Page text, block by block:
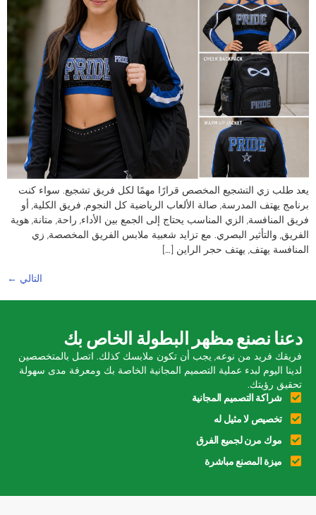
يعد طلب زي التشجيع المخصص قرارًا مهمًا لكل فريق تشجيع. سواء كنت
برنامج يهتف المدرسة, صالة الألعاب الرياضية كل النجوم, فريق الكلية, أو
فريق المنافسة, الزي المناسب يحتاج إلى الجمع بين الأداء, راحة, متانة, هوية
الفريق, والتأثير البصري. مع تزايد شعبية ملابس الفريق المخصصة, زي
المنافسة يهتف, يهتف حجر الراين […]
التالي ←
دعنا نصنع مظهر البطولة الخاص بك
فريقك فريد من نوعه, يجب أن تكون ملابسك كذلك. اتصل بالمتخصصين
لدينا اليوم لبدء عملية التصميم المجانية الخاصة بك ومعرفة مدى سهولة
تحقيق رؤيتك.
شراكة التصميم المجانية
تخصيص لا مثيل له
موك مرن لجميع الفرق
ميزة المصنع مباشرة